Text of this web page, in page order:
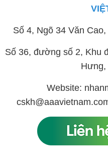
Số 4, Ngõ 34 Văn
Số 36, đường số 2, Khu
Hưng,
Website: